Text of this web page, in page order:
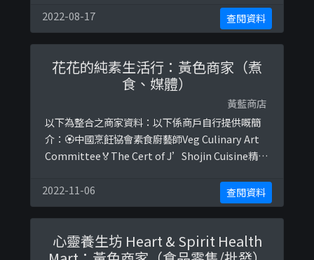
以下係相關證明貼文：
https://www.instagram.com/p/ByhQnKohoEs
/https://www.instagram.com/p/BzCz3NJjHJb
2022-08-17 查閱資料
花花的純素生活行：黃色商家（煮
食、媒體）
黃藍商店
以下為整合之商家資料：以下係商戶自行提供嘅簡
介：🏵中國烹飪協會素食廚藝師Veg Culinary Art
Committee🏅The Cert of J’Shojin Cuisine精進
Charity救地球Earth Save📚探索花花純素世界
Exploring Jen’s Vegan World以下係相關證明貼
文：https://www. ...
2022-11-06 查閱資料
心靈養生坊 Heart & Spirit Health